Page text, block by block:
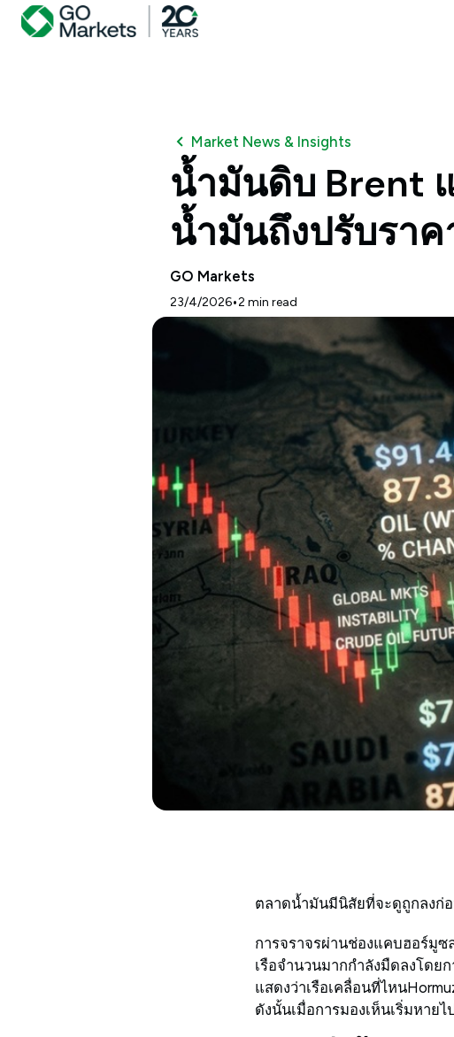
Market News & Insights
น้ำมันดิบ Brent
น้ำมันถึงปรับรา
GO Markets
23/4/2026•2 min read
ตลาดน้ำมันมีนิสัยที่จะดูถูกลงก่
การจราจรผ่านช่องแคบฮอร์มูซ
เรือจำนวนมากกำลังมืดลงโด
แสดงว่าเรือเคลื่อนที่ไหน
ดังนั้นเมื่อการมองเห็นเริ่มหาย